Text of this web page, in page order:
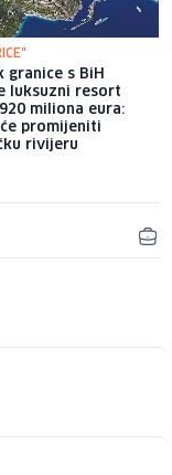
granice s BiH
luksuzni resort
miliona eura:
promijeniti
rivijeru